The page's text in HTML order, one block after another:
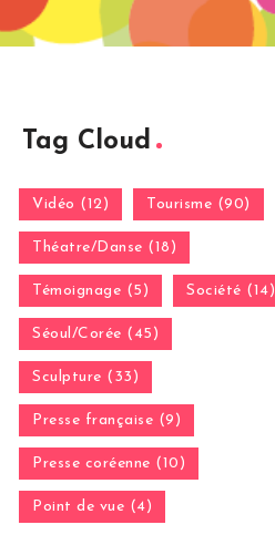
Tag Cloud
Vidéo (12) Tourisme (90)
Théatre/Danse (18)
Témoignage (5) Société (14)
Séoul/Corée (45)
Sculpture (33)
Presse française (9)
Presse coréenne (10)
Point de vue (4)